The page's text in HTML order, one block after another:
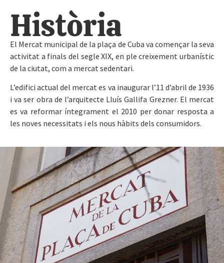
Història
El Mercat municipal de la plaça de Cuba va començar la seva
activitat a finals del segle XIX, en ple creixement urbanístic
de la ciutat, com a mercat sedentari.
L’edifici actual del mercat es va inaugurar l’11 d’abril de 1936
i va ser obra de l’arquitecte Lluís Gallifa Grezner. El mercat
es va reformar íntegrament el 2010 per donar resposta a
les noves necessitats i els nous hàbits dels consumidors.